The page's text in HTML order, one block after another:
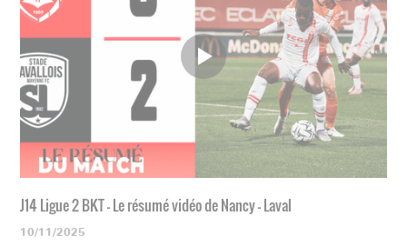
J14 Ligue 2 BKT - Le résumé vidéo de Nancy - Laval
10/11/2025